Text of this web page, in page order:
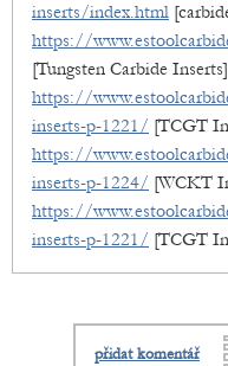
inserts/index.html
https://
[Tungsten Carbide Inserts]
https://
inserts-p-1221/ [TCGT
https://
inserts-p-1224/ [WCKT
https://
inserts-p-1221/ [TCGT
přidat komentář